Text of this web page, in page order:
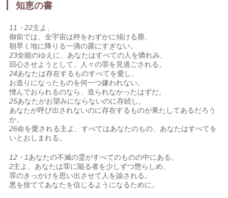
知恵の書
11・22主よ、
御前では、全宇宙は秤をわずかに傾ける塵、
朝早く地に降りる一滴の露にすぎない。
23全能のゆえに、あなたはすべての人を憐れみ、
回心させようとして、人々の罪を見過ごされる。
24あなたは存在するものすべてを愛し、
お造りになったものを何一つ嫌われない。
憎んでおられるのなら、造られなかったはずだ。
25あなたがお望みにならないのに存続し、
あなたが呼び出されないのに存在するものが果たしてあるだろう
か。
26命を愛される主よ、すべてはあなたのもの、あなたはすべてを
いとおしまれる。
12・1あなたの不滅の霊がすべてのものの中にある。
2主よ、あなたは罪に陥る者を少しずつ懲らしめ、
罪のきっかけを思い出させて人を諭される。
悪を捨ててあなたを信じるようになるために。